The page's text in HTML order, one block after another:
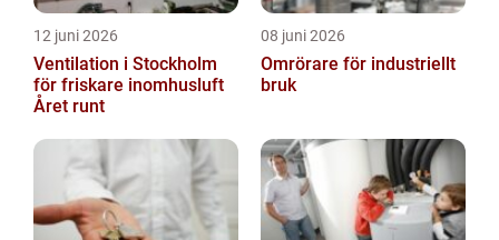
12 juni 2026
Ventilation i Stockholm
för friskare inomhusluft
Året runt
08 juni 2026
Omrörare för industriellt
bruk